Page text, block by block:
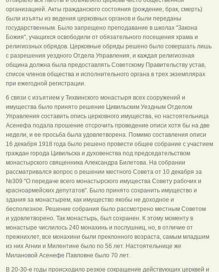
организацией. Акты гражданского состояния (рождение, брак, смерть)
были изъяты из ведения церковных органов и были переданы
государственным. Было запрещено преподавание в школах "Закона
Божия", учащихся освободили от обязательного посещения храма и
религиозных обрядов. Церковные обряды решено было совершать лишь
с разрешения уездного Отдела Управления, и каждая религиозная
община должна была предоставлять Советскому Правительству устав,
список членов общества и исполнительного органа в трех экземплярах
при ежегодной регистрации.
6 связи с изъятием у Тихвинского монастыря всех сооружений и
имущества было принято решение Цивильским Уездным Отделом
Управления составить опись церковного имущества, но настоятельница
Асенефа подала прошение отсрочить проведение описи хотя бы на две
недели, и ее просьба была удовлетворена. Помимо составления описи
16 декабря 1918 года было решено провести общее собрание с участием
граждан города Цивильска и духовенства под председательством
монастырского священника Александра Билетова. На собрании
рассматривался вопрос о решении местного Совета от 10 декабря за
№309 "О передаче всего монастырского имущества Совету рабочих и
красноармейских депутатов". Было принято сохранить имущество и
здания за монастырем, как имущество якобы не доходное и
бесполезное. Решение собрания было рассмотрено местным Советом
и удовлетворено. Так монастырь, был сохранен. К этому моменту в
монастыре числилось 240 монахинь и послушниц, но, в отличие от
прежнихлет, все монахини были преклонного возраста, самым младшим
из них Агнии и Милентине было по 56 лет. Настоятельнице же
Милановой Асенефе Павловне было 70 лет.
В 20-30-е годы происходило резкое сокращение действующих церквей и